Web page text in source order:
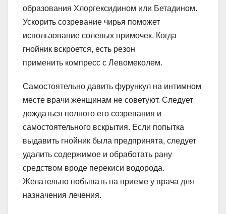
образования Хлоргексидином или Бетадином.
Ускорить созревание чирья поможет
использование солевых примочек. Когда
гнойник вскроется, есть резон
применить компресс с Левомеколем.
Самостоятельно давить фурункул на интимном
месте врачи женщинам не советуют. Следует
дождаться полного его созревания и
самостоятельного вскрытия. Если попытка
выдавить гнойник была предпринята, следует
удалить содержимое и обработать рану
средством вроде перекиси водорода.
Желательно побывать на приеме у врача для
назначения лечения.